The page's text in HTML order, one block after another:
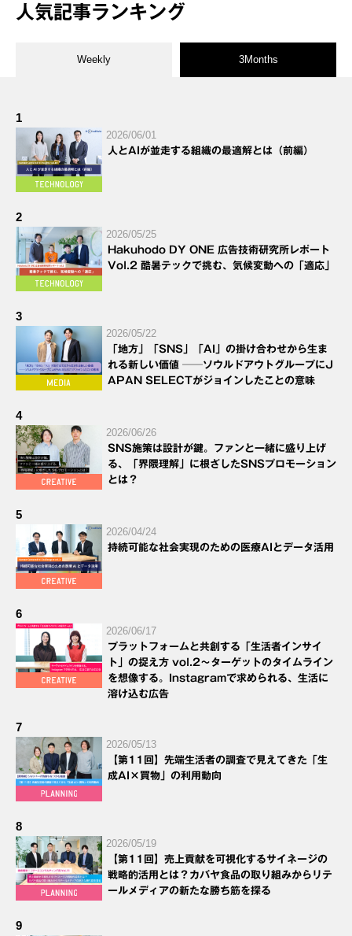
人気記事ランキング
Weekly 3Months
1
2026/06/01
人とAIが並走する組織の最適解とは（前編）
2
2026/05/25
Hakuhodo DY ONE 広告技術研究所レポート
Vol.2 酷暑テックで挑む、気候変動への「適応」
3
2026/05/22
「地方」「SNS」「AI」の掛け合わせから生ま
れる新しい価値 ──ソウルドアウトグループにJ
APAN SELECTがジョインしたことの意味
4
2026/06/26
SNS施策は設計が鍵。ファンと一緒に盛り上げ
る、「界隈理解」に根ざしたSNSプロモーション
とは？
5
2026/04/24
持続可能な社会実現のための医療AIとデータ活用
6
2026/06/17
プラットフォームと共創する「生活者インサイ
ト」の捉え方 vol.2～ターゲットのタイムライン
を想像する。Instagramで求められる、生活に
溶け込む広告
7
2026/05/13
【第11回】先端生活者の調査で見えてきた「生
成AI×買物」の利用動向
8
2026/05/19
【第11回】売上貢献を可視化するサイネージの
戦略的活用とは？カバヤ食品の取り組みからリテ
ールメディアの新たな勝ち筋を探る
9